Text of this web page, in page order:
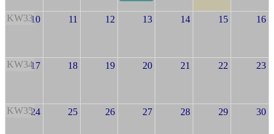
KW3310 11 12 13 14 15 16
KW3417 18 19 20 21 22 23
KW3524 25 26 27 28 29 30